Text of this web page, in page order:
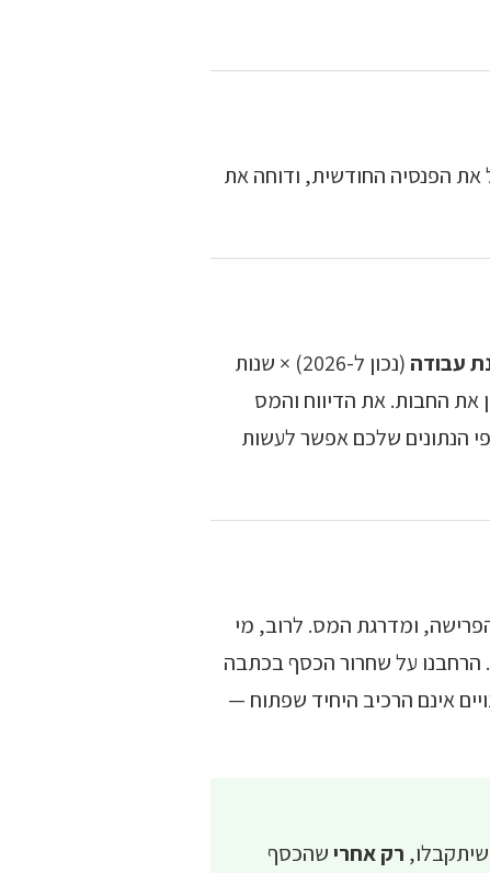
הפנסיה החודשית, ודוחה את
(נכון ל-2026) × שנות
את החבות. את הדיווח והמס
החישוב המלא לפי הנתונים שלכם אפשר לעשות
ומדרגת המס. לרוב, מי
הרחבנו על שחרור הכסף בכתבה
אינם הרכיב היחיד שפתוח —
רק אחרישהכסף